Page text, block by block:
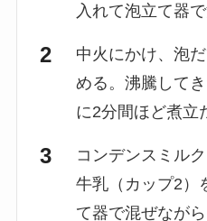
入れて泡立て器で
中火にかけ、泡
める。沸騰して
に2分間ほど煮立
コンデンスミル
牛乳（カップ2）
て器で混ぜなが